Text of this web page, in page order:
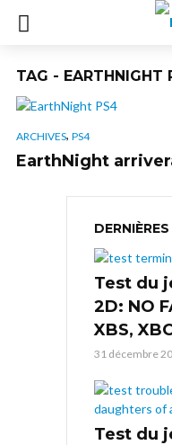
TAG - EARTHNIGHT
ARCHIVES, PS4
EarthNight
Test du
2D: NO
XBS,
31 décembre
Test du